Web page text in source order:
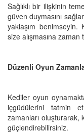
Sağlıklı bir ilişkinin
güven duymasını
yaklaşım benimseyin.
size alışmasına zaman
Düzenli Oyun
Kediler oyun
içgüdülerini tatmin
zamanları oluşturarak,
güçlendirebilirsiniz.